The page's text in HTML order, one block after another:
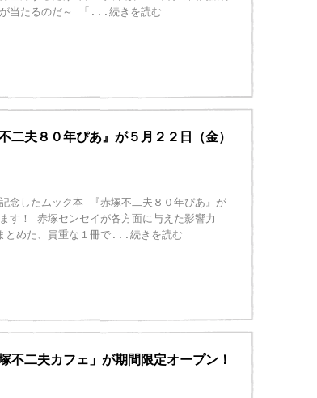
当たるのだ～ 「 ...続きを読む
二夫８０年ぴあ』が５月２２日（金）
念したムック本 『赤塚不二夫８０年ぴあ』が
す！ 赤塚センセイが各方面に与えた影響力
とめた、貴重な１冊で ...続きを読む
不二夫カフェ」が期間限定オープン！